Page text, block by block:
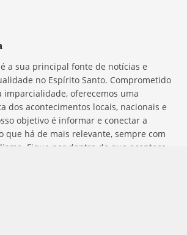
a sua principal fonte de notícias e
no Espírito Santo. Comprometido
imparcialidade, oferecemos uma
dos acontecimentos locais, nacionais e
objetivo é informar e conectar a
que há de mais relevante, sempre com
Fique por dentro do que acontece